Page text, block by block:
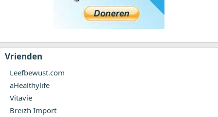
Vrienden
Leefbewust.com
aHealthylife
Vitavie
Breizh Import